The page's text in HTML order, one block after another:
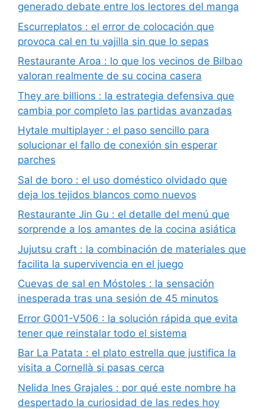
generado debate entre los lectores del manga
Escurreplatos : el error de colocación que
provoca cal en tu vajilla sin que lo sepas
Restaurante Aroa : lo que los vecinos de Bilbao
valoran realmente de su cocina casera
They are billions : la estrategia defensiva que
cambia por completo las partidas avanzadas
Hytale multiplayer : el paso sencillo para
solucionar el fallo de conexión sin esperar
parches
Sal de boro : el uso doméstico olvidado que
deja los tejidos blancos como nuevos
Restaurante Jin Gu : el detalle del menú que
sorprende a los amantes de la cocina asiática
Jujutsu craft : la combinación de materiales que
facilita la supervivencia en el juego
Cuevas de sal en Móstoles : la sensación
inesperada tras una sesión de 45 minutos
Error G001-V506 : la solución rápida que evita
tener que reinstalar todo el sistema
Bar La Patata : el plato estrella que justifica la
visita a Cornellà si pasas cerca
Nelida Ines Grajales : por qué este nombre ha
despertado la curiosidad de las redes hoy